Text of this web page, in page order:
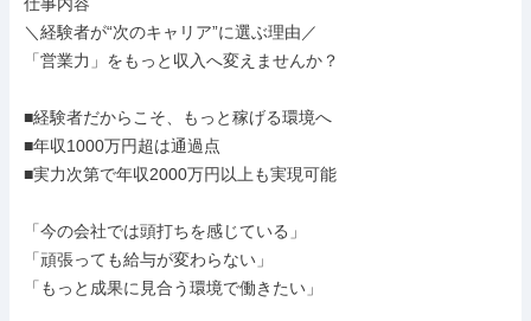
＼経験者が“次のキャリア”に選ぶ理由／
「営業力」をもっと収入へ変えませんか？
■経験者だからこそ、もっと稼げる環境へ
■年収1000万円超は通過点
■実力次第で年収2000万円以上も実現可能
「今の会社では頭打ちを感じている」
「頑張っても給与が変わらない」
「もっと成果に見合う環境で働きたい」